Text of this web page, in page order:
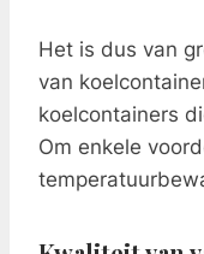
Het is dus van
van
koelcontainers
Om enkele